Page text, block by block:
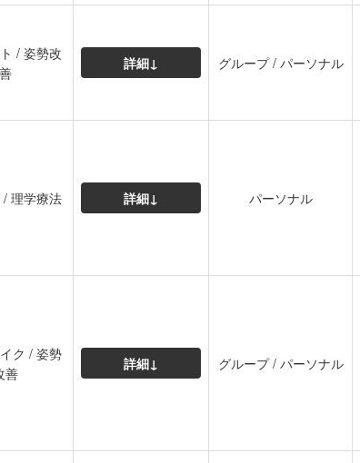
/ 姿勢改
善
詳細↓ グループ / パーソナル
理学療法 詳細↓ パーソナル
ク / 姿勢
善
詳細↓ グループ / パーソナル